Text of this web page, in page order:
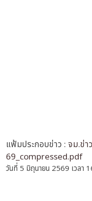
แฟ้มประกอบข่าว : จม.ข่า
69_compressed.pdf
วันที่ 5 มิถุนายน 2569 เวลา